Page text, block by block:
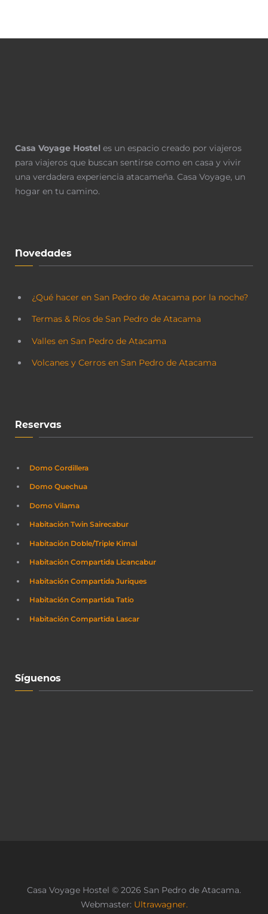
Casa Voyage Hostel es un espacio creado por viajeros
para viajeros que buscan sentirse como en casa y vivir
una verdadera experiencia atacameña. Casa Voyage, un
hogar en tu camino.
Novedades
¿Qué hacer en San Pedro de Atacama por la noche?
Termas & Ríos de San Pedro de Atacama
Valles en San Pedro de Atacama
Volcanes y Cerros en San Pedro de Atacama
Reservas
Domo Cordillera
Domo Quechua
Domo Vilama
Habitación Twin Sairecabur
Habitación Doble/Triple Kimal
Habitación Compartida Licancabur
Habitación Compartida Juriques
Habitación Compartida Tatio
Habitación Compartida Lascar
Síguenos
Casa Voyage Hostel © 2026 San Pedro de Atacama.
Webmaster: Ultrawagner.